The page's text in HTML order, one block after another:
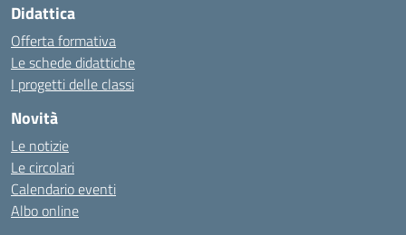
Didattica
Offerta formativa
Le schede didattiche
I progetti delle classi
Novità
Le notizie
Le circolari
Calendario eventi
Albo online